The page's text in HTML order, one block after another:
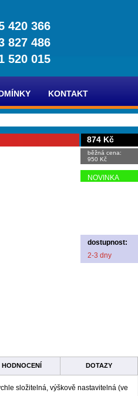
420 366
827 486
520 015
KONTAKT
874 Kč
běžná cena:
950 Kč
NOVINKA
dostupnost:
2-3 dny
HODNOCENÍ DOTAZY
složitelná, výškově nastavitelná (ve